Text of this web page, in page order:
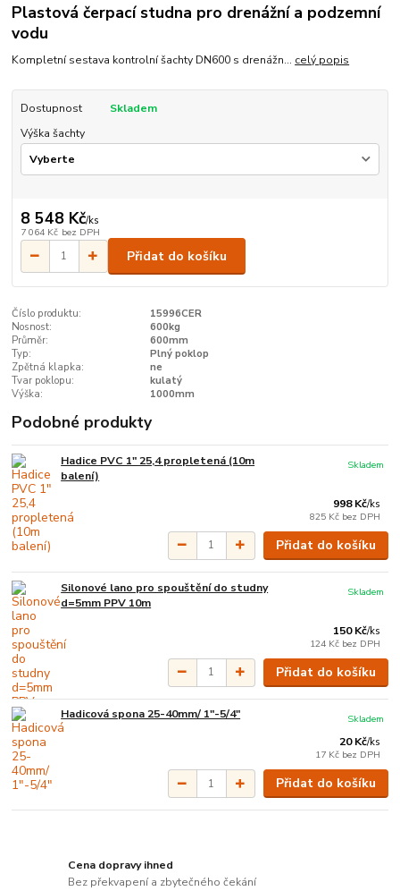
Plastová čerpací studna pro drenážní a podzemní
vodu
Kompletní sestava kontrolní šachty DN600 s drenážn... celý popis
Dostupnost
Skladem
Výška šachty
8 548 Kč/ks
7 064 Kč bez DPH
Přidat do košíku
Číslo produktu:
15996CER
Nosnost:
600kg
Průměr:
600mm
Typ:
Plný poklop
Zpětná klapka:
ne
Tvar poklopu:
kulatý
Výška:
1000mm
Podobné produkty
Hadice PVC 1" 25,4 propletená (10m
balení)
998 Kč/ks
825 Kč bez DPH
Skladem
Přidat do košíku
Silonové lano pro spouštění do studny
d=5mm PPV 10m
150 Kč/ks
124 Kč bez DPH
Skladem
Přidat do košíku
Hadicová spona 25-40mm/ 1"-5/4"
20 Kč/ks
17 Kč bez DPH
Skladem
Přidat do košíku
Cena dopravy ihned
Bez překvapení a zbytečného čekání